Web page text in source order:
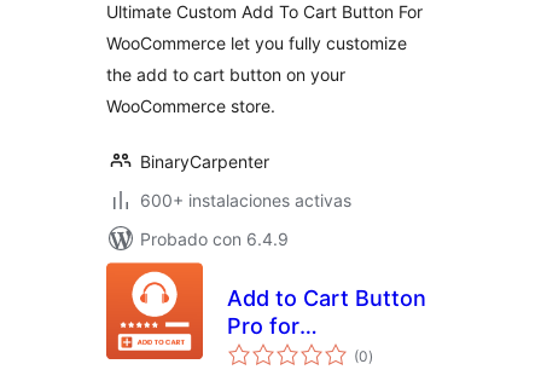
Binary Carpenter
Ultimate Custom Add To Cart Button For
WooCommerce let you fully customize
the add to cart button on your
WooCommerce store.
BinaryCarpenter
600+ instalaciones activas
Probado con 6.4.9
Add to Cart Button
Pro for
WooCommerce
(0total
de
)